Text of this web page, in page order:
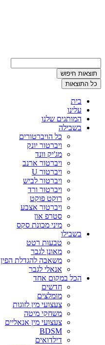
תוצאות חיפוש
כל התוצאות
בית
עלינו
המותגים שלנו
בשבילה
כל הויברטורים
ויברטור יונק
מג'יק וונד
ויברטור ארנב
ויברטור U
ויברטור לביש
ויברטור ורד
רוקט פוקט
ויברטור אצבע
סטרפ און
מיני מכונת סקס
בשבילו
טבעות רטט
מאונן לגבר
משאבה להגדלת הפין
אנאלי לגבר
הכל במקום אחד
חדשים
מומלצים
צעצועי מין לזוגות
משחקי מיטה
צעצועי מין אנאליים
BDSM
דילדואים